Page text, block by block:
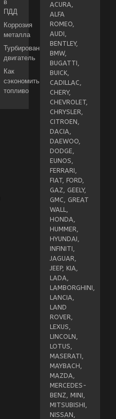
в
ПДД
Коррозия
металла
Турбированный
двигатель
Как
сэкономить
топливо
ACURA,
ALFA
ROMEO,
AUDI,
BENTLEY,
BMW,
BUGATTI,
BUICK,
CADILLAC,
CHERY,
CHEVROLET,
CHRYSLER,
CITROEN,
DACIA,
DAEWOO,
DODGE,
EUNOS,
FERRARI,
FIAT, FORD,
GAZ, GEELY,
GMC, GREAT
WALL,
HONDA,
HUMMER,
HYUNDAI,
INFINITI,
JAGUAR,
JEEP, KIA,
LADA,
LAMBORGHINI,
LANCIA,
LAND
ROVER,
LEXUS,
LINCOLN,
LOTUS,
MASERATI,
MAYBACH,
MAZDA,
MERCEDES-
BENZ, MINI,
MITSUBISHI,
NISSAN,